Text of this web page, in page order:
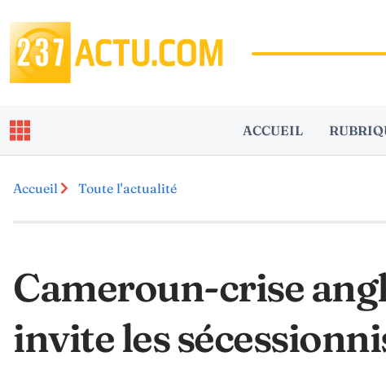
ACCUEIL
Accueil Toute l'actualité
Cameroun-crise
invite les